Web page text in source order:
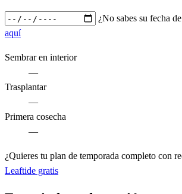
¿No sabes su fecha
aquí
Sembrar en interior
—
Trasplantar
—
Primera cosecha
—
¿Quieres tu plan de temporada completo con
Leaftide gratis